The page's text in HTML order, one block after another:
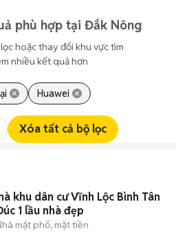
phù hợp tại Đắk Nông
hoặc thay đổi khu vực tìm
nhiều kết quả hơn
Huawei
Xóa tất cả bộ lọc
khu dân cư Vĩnh Lộc Bình Tân
1 lầu nhà đẹp
mặt phố, mặt tiền